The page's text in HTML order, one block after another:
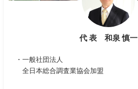
代 表 和泉 慎一
・一般社団法人
全日本総合調査業協会加盟